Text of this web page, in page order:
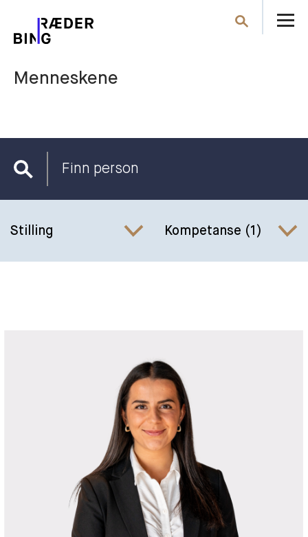
Søk
Menneskene
Finn
Stilling Kompetanse (1)